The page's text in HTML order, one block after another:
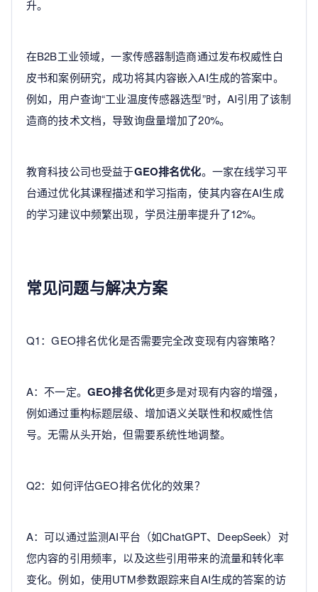
升。
在B2B工业领域，一家传感器制造商通过发布权威性白
皮书和案例研究，成功将其内容嵌入AI生成的答案中。
例如，用户查询“工业温度传感器选型”时，AI引用了该制
造商的技术文档，导致询盘量增加了20%。
教育科技公司也受益于GEO排名优化。一家在线学习平
台通过优化其课程描述和学习指南，使其内容在AI生成
的学习建议中频繁出现，学员注册率提升了12%。
常见问题与解决方案
Q1：GEO排名优化是否需要完全改变现有内容策略？
A：不一定。 GEO排名优化更多是对现有内容的增强，
例如通过重构标题层级、增加语义关联性和权威性信
号。无需从头开始，但需要系统性地调整。
Q2：如何评估GEO排名优化的效果？
A：可以通过监测AI平台（如ChatGPT、DeepSeek）对
您内容的引用频率，以及这些引用带来的流量和转化率
变化。例如，使用UTM参数跟踪来自AI生成的答案的访